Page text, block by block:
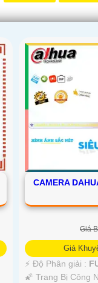
CAMERA
Giá
Giá
️⚡ Độ Phân giải :
🌠 Trang Bị Công